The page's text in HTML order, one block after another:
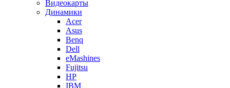
Видеокарты
Динамики
Acer
Asus
Benq
Dell
eMashines
Fujitsu
HP
IBM